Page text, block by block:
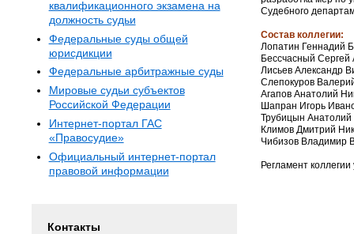
Судебного
Состав коллегии:
Лопатин Геннадий
Бессчасный Сергей
Лисьев Александр
Слепокуров
Агапов Анатолий
Шапран Игорь
Трубицын Анатолий
Климов Дмитрий
Чибизов Владимир
Регламент
квалификационного экзамена на
должность судьи
Федеральные суды общей
юрисдикции
Федеральные арбитражные суды
Мировые судьи субъектов
Российской Федерации
Интернет-портал ГАС
«Правосудие»
Официальный интернет-портал
правовой информации
Контакты